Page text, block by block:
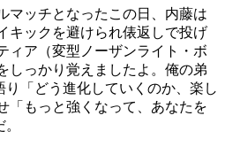
ッチとなったこの日、内藤は
キックを避けられ俵返しで投げ
ア（変型ノーザンライト・ボ
っかり覚えましたよ。俺の弟
「どう進化していくのか、楽し
もっと強くなって、あなたを